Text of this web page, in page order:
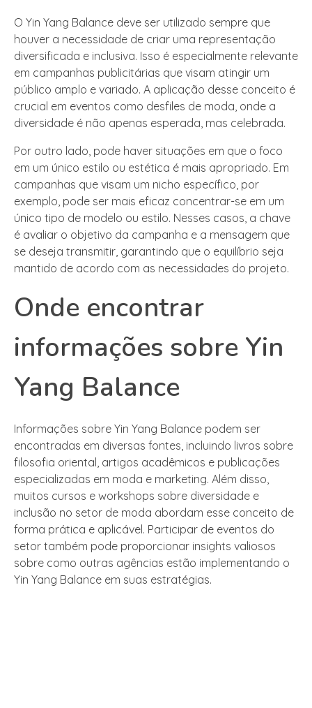
O Yin Yang Balance deve ser utilizado sempre que
houver a necessidade de criar uma representação
diversificada e inclusiva. Isso é especialmente relevante
em campanhas publicitárias que visam atingir um
público amplo e variado. A aplicação desse conceito é
crucial em eventos como desfiles de moda, onde a
diversidade é não apenas esperada, mas celebrada.
Por outro lado, pode haver situações em que o foco
em um único estilo ou estética é mais apropriado. Em
campanhas que visam um nicho específico, por
exemplo, pode ser mais eficaz concentrar-se em um
único tipo de modelo ou estilo. Nesses casos, a chave
é avaliar o objetivo da campanha e a mensagem que
se deseja transmitir, garantindo que o equilíbrio seja
mantido de acordo com as necessidades do projeto.
Onde encontrar
informações sobre Yin
Yang Balance
Informações sobre Yin Yang Balance podem ser
encontradas em diversas fontes, incluindo livros sobre
filosofia oriental, artigos acadêmicos e publicações
especializadas em moda e marketing. Além disso,
muitos cursos e workshops sobre diversidade e
inclusão no setor de moda abordam esse conceito de
forma prática e aplicável. Participar de eventos do
setor também pode proporcionar insights valiosos
sobre como outras agências estão implementando o
Yin Yang Balance em suas estratégias.